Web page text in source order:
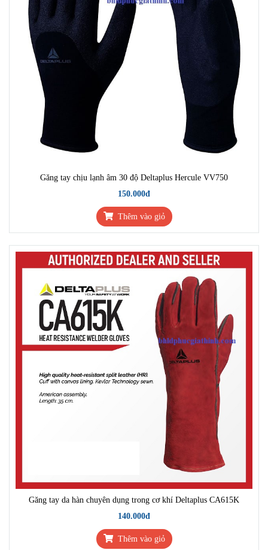
Găng tay chịu lạnh âm 30 độ Deltaplus Hercule VV750
150.000đ
Thêm vào giỏ
Găng tay da hàn chuyên dụng trong cơ khí Deltaplus CA615K
140.000đ
Thêm vào giỏ